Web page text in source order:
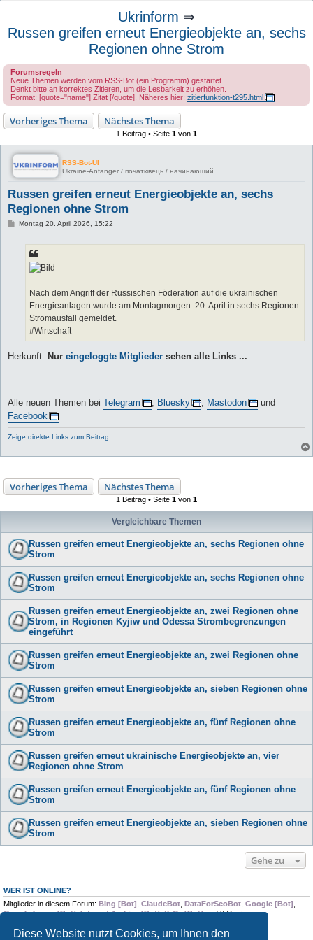
Diese Website nutzt Cookies, um Ihnen den
Ukrinform ⇒
Russen greifen erneut Energieobjekte an, sechs
Regionen ohne Strom
Forumsregeln
Neue Themen werden vom RSS-Bot (ein Programm) gestartet.
Denkt bitte an korrektes Zitieren, um die Lesbarkeit zu erhöhen.
Format: [quote="name"] Zitat [/quote]. Näheres hier: zitierfunktion-t295.html
Vorheriges Thema Nächstes Thema
1 Beitrag • Seite 1 von 1
RSS-Bot-UI
Ukraine-Anfänger / початківець / начинающий
Russen greifen erneut Energieobjekte an, sechs
Regionen ohne Strom
BMontag 20. April 2026, 15:22
Nach dem Angriff der Russischen Föderation auf die ukrainischen
Energieanlagen wurde am Montagmorgen. 20. April in sechs Regionen
Stromausfall gemeldet.
#Wirtschaft
Herkunft: Nur eingeloggte Mitglieder sehen alle Links ...
Alle neuen Themen bei Telegram Bluesky Mastodon
und
Facebook
Zeige direkte Links zum Beitrag
Vorheriges Thema Nächstes Thema
1 Beitrag • Seite 1 von 1
Vergleichbare Themen
Russen greifen erneut Energieobjekte an, sechs Regionen ohne
Strom
Russen greifen erneut Energieobjekte an, sechs Regionen ohne
Strom
Russen greifen erneut Energieobjekte an, zwei Regionen ohne
Strom, in Regionen Kyjiw und Odessa Strombegrenzungen
eingeführt
Russen greifen erneut Energieobjekte an, zwei Regionen ohne
Strom
Russen greifen erneut Energieobjekte an, sieben Regionen ohne
Strom
Russen greifen erneut Energieobjekte an, fünf Regionen ohne
Strom
Russen greifen erneut ukrainische Energieobjekte an, vier
Regionen ohne Strom
Russen greifen erneut Energieobjekte an, fünf Regionen ohne
Strom
Russen greifen erneut Energieobjekte an, sieben Regionen ohne
Strom
Gehe zu
WER IST ONLINE?
Mitglieder in diesem Forum: Bing [Bot] ClaudeBot DataForSeoBot Google [Bot]
Google Image [Bot],Internet Archive [Bot],YaCy [Bot]und 3 Gäste